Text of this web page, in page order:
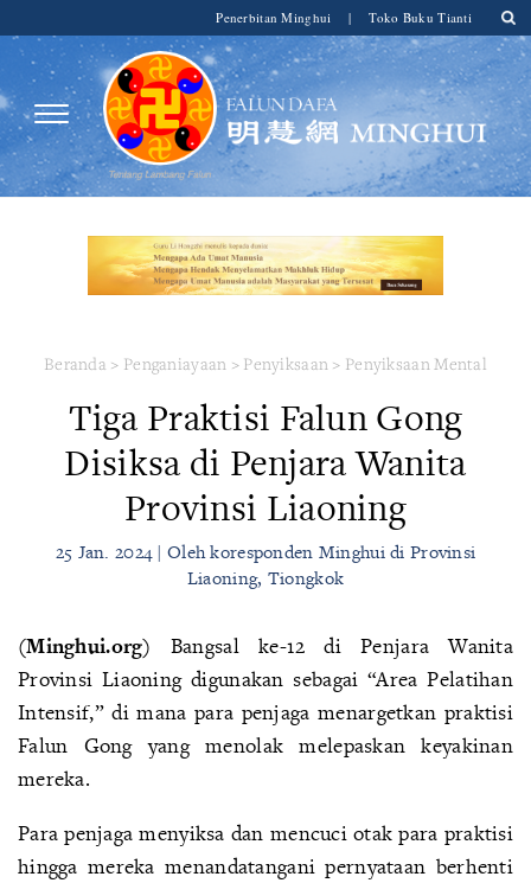
Penerbitan Minghui | Toko Buku Tianti
Beranda > Penganiayaan > Penyiksaan > Penyiksaan Mental
Tiga Praktisi Falun Gong
Disiksa di Penjara Wanita
Provinsi Liaoning
25 Jan. 2024 | Oleh koresponden Minghui di Provinsi
Liaoning, Tiongkok
(Minghui.org) Bangsal ke-12 di Penjara Wanita
Provinsi Liaoning digunakan sebagai “Area Pelatihan
Intensif,” di mana para penjaga menargetkan praktisi
Falun Gong yang menolak melepaskan keyakinan
mereka.
Para penjaga menyiksa dan mencuci otak para praktisi
hingga mereka menandatangani pernyataan berhenti